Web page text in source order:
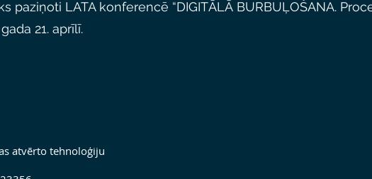
paziņoti LATA konferencē “DIGITĀLĀ BURBUĻOŠANA.
21. aprīlī.
atvērto tehnoloģiju